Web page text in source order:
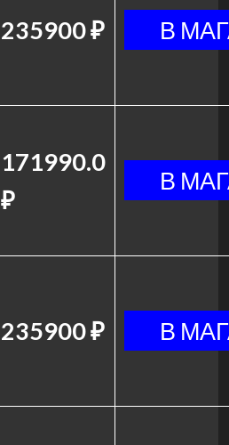
235900 ₽
171990.0
₽
235900 ₽